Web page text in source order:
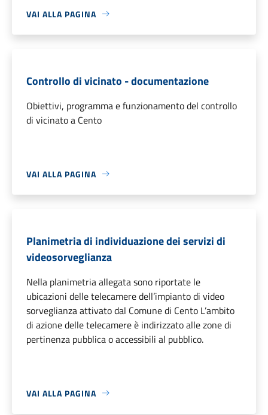
VAI ALLA PAGINA
Controllo di vicinato - documentazione
Obiettivi, programma e funzionamento del controllo
di vicinato a Cento
VAI ALLA PAGINA
Planimetria di individuazione dei servizi di
videosorveglianza
Nella planimetria allegata sono riportate le
ubicazioni delle telecamere dell’impianto di video
sorveglianza attivato dal Comune di Cento L’ambito
di azione delle telecamere è indirizzato alle zone di
pertinenza pubblica o accessibili al pubblico.
VAI ALLA PAGINA